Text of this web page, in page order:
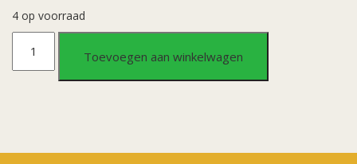
4 op voorraad
Folieballon
Dankjewel,
weet
Toevoegen aan winkelwagen